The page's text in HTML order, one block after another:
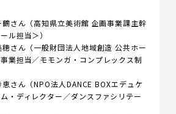
さん（高知県立美術館 企画事業課主幹
ル担当＞）
さん（一般財団法人地域創造 公共ホー
業担当／モモンガ・コンプレックス制
さん（NPO法人DANCE BOXエデュケ
・ディレクター／ダンスファシリテー